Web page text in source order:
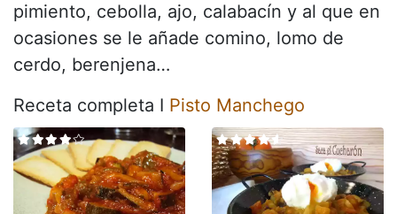
pimiento, cebolla, ajo, calabacín y al que en
ocasiones se le añade comino, lomo de
cerdo, berenjena…
Receta completa I Pisto Manchego